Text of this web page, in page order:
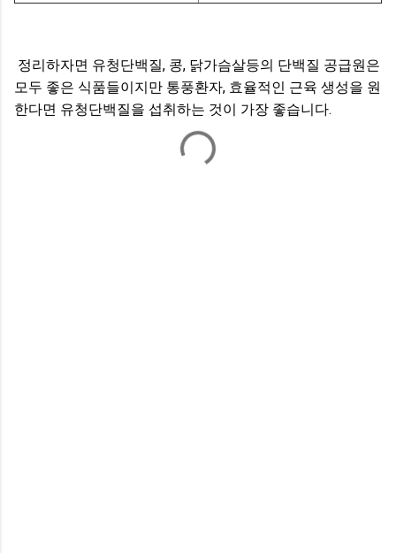
정리하자면 유청단백질, 콩, 닭가슴살등의 단백질 공급원은
모두 좋은 식품들이지만 통풍환자, 효율적인 근육 생성을 원
한다면 유청단백질을 섭취하는 것이 가장 좋습니다.